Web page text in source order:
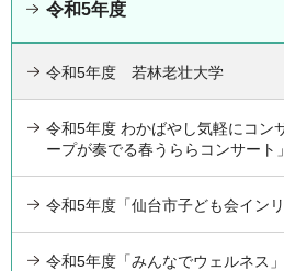
令和5年度
令和5年度 若林老壮大学
令和5年度 わかばやし気軽にコ
ープが奏でる春うららコンサート」
令和5年度「仙台市子ども会イン
令和5年度「みんなでウェルネス